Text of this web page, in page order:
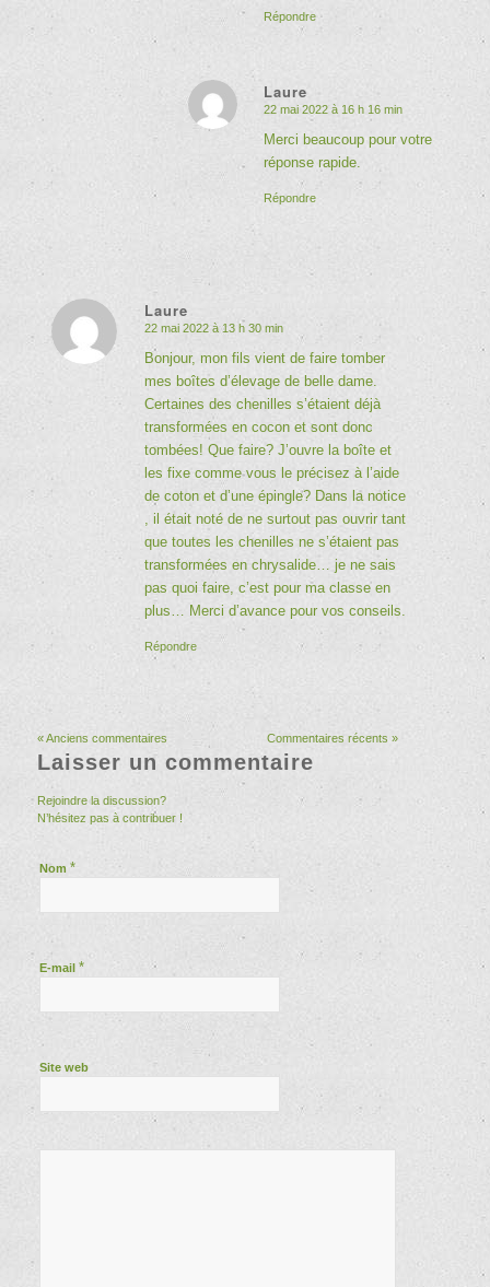
Répondre
Laure
dit
22 mai 2022 à 16 h 16 min
Merci beaucoup pour votre
réponse rapide.
Répondre
Laure
dit
:
22 mai 2022 à 13 h 30 min
Bonjour, mon fils vient de faire tomber
mes boîtes d’élevage de belle dame.
Certaines des chenilles s’étaient déjà
transformées en cocon et sont donc
tombées! Que faire? J’ouvre la boîte et
les fixe comme vous le précisez à l’aide
de coton et d’une épingle? Dans la notice
, il était noté de ne surtout pas ouvrir tant
que toutes les chenilles ne s’étaient pas
transformées en chrysalide… je ne sais
pas quoi faire, c’est pour ma classe en
plus… Merci d’avance pour vos conseils.
Répondre
« Anciens commentaires Commentaires récents »
Laisser un commentaire
Rejoindre la discussion?
N’hésitez pas à contribuer !
Nom *
E-mail *
Site web